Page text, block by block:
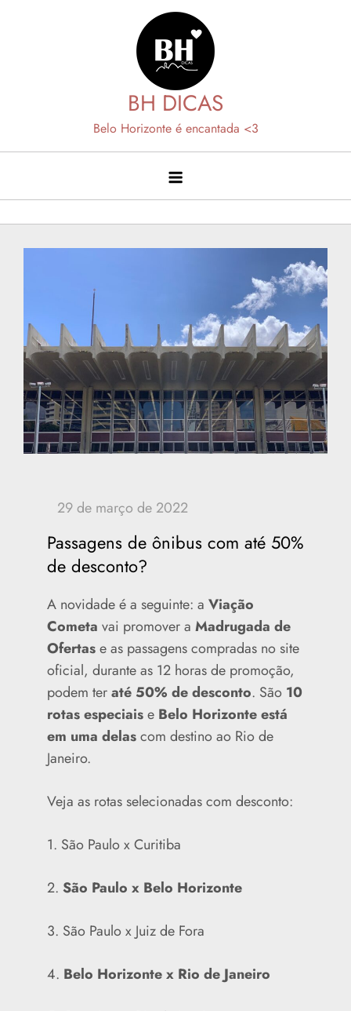
BH DICAS
Belo Horizonte é encantada <3
Passagens de ônibus com até 50%
de desconto?
A novidade é a seguinte: a Viação
Cometa vai promover a Madrugada de
Ofertase as passagens compradas no site
oficial, durante as 12 horas de promoção,
podem teraté 50% de desconto. São 10
rotas especiaise Belo Horizonte está
em uma delascom destino ao Rio de
Janeiro.
Veja as rotas selecionadas com desconto:
1. São Paulo x Curitiba
2. São Paulo x Belo Horizonte
3. São Paulo x Juiz de Fora
4. Belo Horizonte x Rio de Janeiro